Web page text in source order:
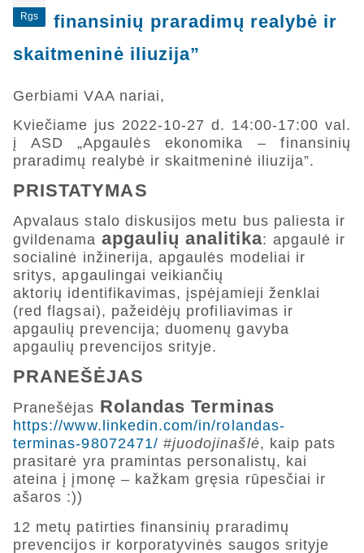
Rgs
finansinių praradimų realybė ir
skaitmeninė iliuzija”
Gerbiami VAA nariai,
Kviečiame jus 2022-10-27 d. 14:00-17:00 val.
į ASD „Apgaulės ekonomika – finansinių
praradimų realybė ir skaitmeninė iliuzija”.
PRISTATYMAS
Apvalaus stalo diskusijos metu bus paliesta ir
gvildenama apgaulių analitika: apgaulė ir
socialinė inžinerija, apgaulės modeliai ir
sritys, apgaulingai veikiančių
aktorių identifikavimas, įspėjamieji ženklai
(red flagsai), pažeidėjų profiliavimas ir
apgaulių prevencija; duomenų gavyba
apgaulių prevencijos srityje.
PRANEŠĖJAS
Pranešėjas Rolandas Terminas
https://www.linkedin.com/in/rolandas-
terminas-98072471/ #juodojinašlė, kaip pats
prasitarė yra pramintas personalistų, kai
ateina į įmonę – kažkam gręsia rūpesčiai ir
ašaros :))
12 metų patirties finansinių praradimų
prevencijos ir korporatyvinės saugos srityje